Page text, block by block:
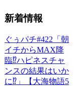
新着情報
ぐぅパチ#422「朝
イチからMAX降
臨⁉ハピネスチャ
ンスの結果はいか
に⁉」【大海物語5